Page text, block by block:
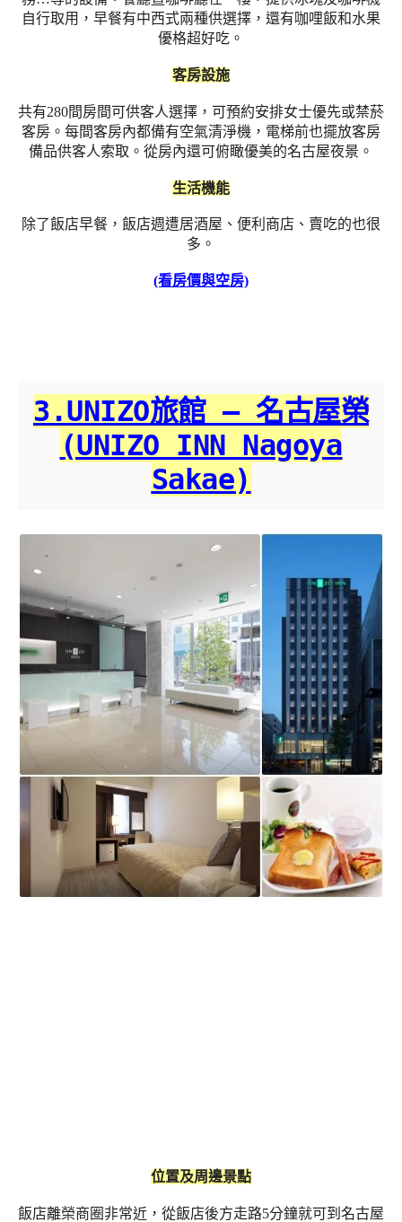
自行取用，早餐有中西式兩種供選擇，還有咖哩飯和水果
優格超好吃。
客房設施
共有280間房間可供客人選擇，可預約安排女士優先或禁菸
客房。每間客房內都備有空氣清淨機，電梯前也擺放客房
備品供客人索取。從房內還可俯瞰優美的名古屋夜景。
生活機能
除了飯店早餐，飯店週遭居酒屋、便利商店、賣吃的也很
多。
(看房價與空房)
3.UNIZO旅館 – 名古屋榮
(UNIZO INN Nagoya
Sakae)
位置及周邊景點
飯店離榮商圈非常近，從飯店後方走路5分鐘就可到名古屋